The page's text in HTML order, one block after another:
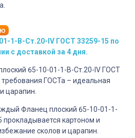
1-B-Cт.20-IV ГОСТ 33259-15 по
с доставкой за 4 дня.
65-10-01-1-B-Cт.20-IV ГОСТ
ГОСТа – идеальная
царапин.
Фланец плоский 65-10-01-1-
прокладывается картоном и
сколов и царапин.